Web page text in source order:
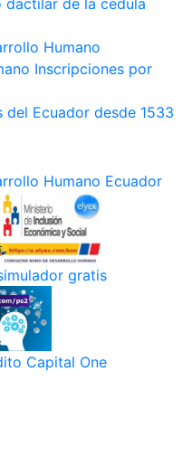
de la cédula
Humano
Inscripciones por
del Ecuador desde 1533
Humano Ecuador
gratis
Capital One